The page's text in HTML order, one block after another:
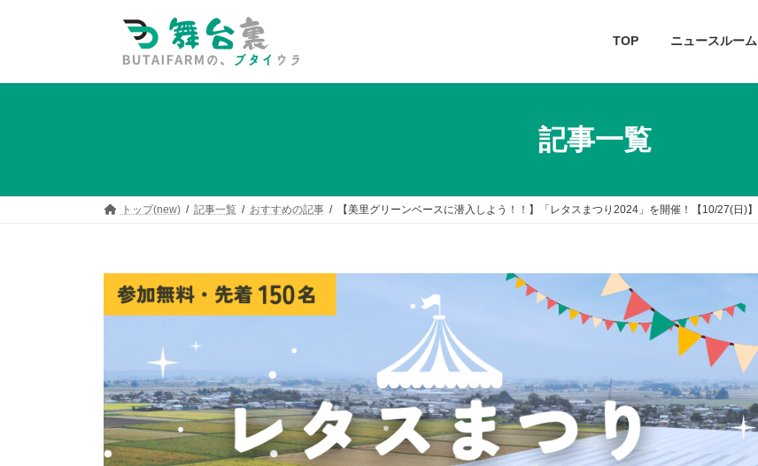
ツ
シ
TOP ニュースルーム
記事一覧
トップ(new) 記事一覧 おすすめの記事 【美里グリーンベースに潜入しよう！！】「レタスまつり2024」を開催！【10/27(日)】